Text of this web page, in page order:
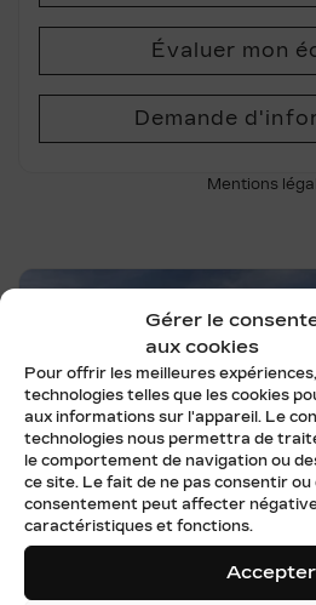
Gérer le
aux cookies
Pour offrir les meilleures
technologies telles que les cookies
aux informations sur l'appareil. Le
technologies nous permettra de
le comportement de navigation ou
ce site. Le fait de ne pas consentir
consentement peut affecter
caractéristiques et fonctions.
Accepter
Évaluer mon
Demande
Mentions
Précédent